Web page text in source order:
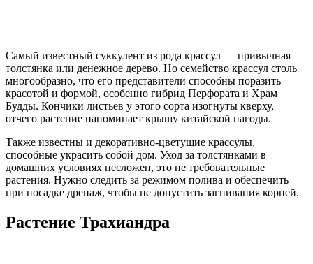
Самый известный суккулент из рода крассул — привычная
толстянка или денежное дерево. Но семейство крассул столь
многообразно, что его представители способны поразить
красотой и формой, особенно гибрид Перфората и Храм
Будды. Кончики листьев у этого сорта изогнуты кверху,
отчего растение напоминает крышу китайской пагоды.
Также известны и декоративно-цветущие крассулы,
способные украсить собой дом. Уход за толстянками в
домашних условиях несложен, это не требовательные
растения. Нужно следить за режимом полива и обеспечить
при посадке дренаж, чтобы не допустить загнивания корней.
Растение Трахиандра